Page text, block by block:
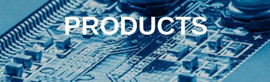
PRODUCTS